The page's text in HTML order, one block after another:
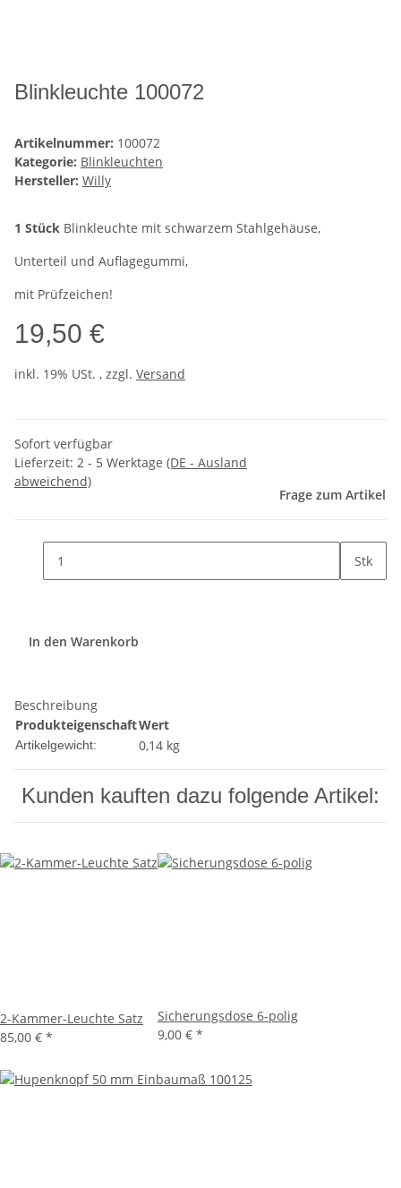
Blinkleuchte 100072
Artikelnummer: 100072
Kategorie: Blinkleuchten
Hersteller: Willy
1 Stück Blinkleuchte mit schwarzem Stahlgehäuse,
Unterteil und Auflagegummi,
mit Prüfzeichen!
19,50 €
inkl. 19% USt. , zzgl. Versand
Sofort verfügbar
Lieferzeit: 2 - 5 Werktage (DE - Ausland
abweichend)
Frage zum Artikel
Stk
In den Warenkorb
Beschreibung
ProdukteigenschaftWert
Artikelgewicht: 0,14 kg
Kunden kauften dazu folgende Artikel:
2-Kammer-Leuchte Satz
85,00 € *
Sicherungsdose 6-polig
9,00 € *